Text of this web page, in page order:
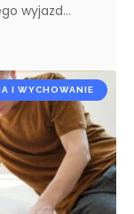
wyjazd…
I WYCHOWANIE